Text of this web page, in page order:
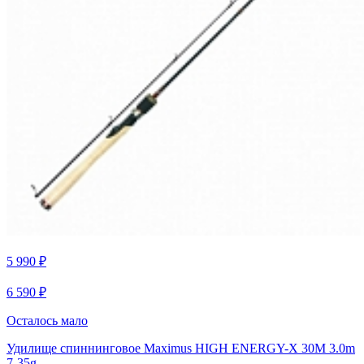
5 990 ₽
6 590 ₽
Осталось мало
Удилище спиннинговое Maximus HIGH ENERGY-X 30M 3.0m